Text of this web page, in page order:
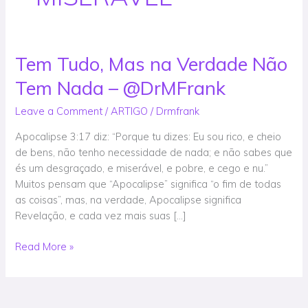
Tem Tudo, Mas na Verdade Não
Tem Nada – @DrMFrank
Leave a Comment /ARTIGO / Drmfrank
Apocalipse 3:17 diz: “Porque tu dizes: Eu sou rico, e cheio
de bens, não tenho necessidade de nada; e não sabes que
és um desgraçado, e miserável, e pobre, e cego e nu.”
Muitos pensam que “Apocalipse” significa “o fim de todas
as coisas”, mas, na verdade, Apocalipse significa
Revelação, e cada vez mais suas […]
Tem
Tudo,
Mas
na
Não
Tem
Nada
–
@DrMFrank
Read More »